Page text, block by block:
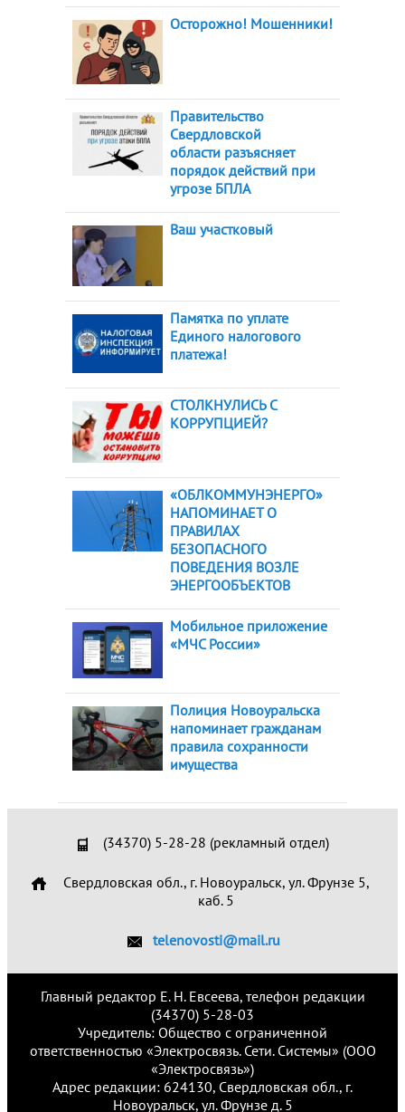
Осторожно! Мошенники!
Правительство
Свердловской
области разъясняет
порядок действий при
угрозе БПЛА
Ваш участковый
Памятка по уплате
Единого налогового
платежа!
СТОЛКНУЛИСЬ С
КОРРУПЦИЕЙ?
«ОБЛКОММУНЭНЕРГО»
НАПОМИНАЕТ О
ПРАВИЛАХ
БЕЗОПАСНОГО
ПОВЕДЕНИЯ ВОЗЛЕ
ЭНЕРГООБЪЕКТОВ
Мобильное приложение
«МЧС России»
Полиция Новоуральска
напоминает гражданам
правила сохранности
имущества
(34370) 5-28-28 (рекламный отдел)
Свердловская обл., г. Новоуральск, ул. Фрунзе 5,
каб. 5
telenovosti@mail.ru
Главный редактор Е. Н. Евсеева, телефон редакции
(34370) 5-28-03
Учредитель: Общество с ограниченной
ответственностью «Электросвязь. Сети. Системы» (ООО
«Электросвязь»)
Адрес редакции: 624130, Свердловская обл., г.
Новоуральск, ул. Фрунзе д. 5